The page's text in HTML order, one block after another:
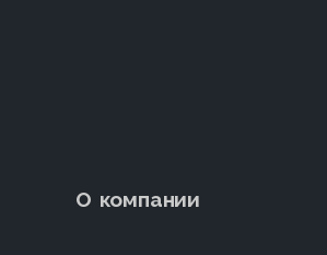
О компании